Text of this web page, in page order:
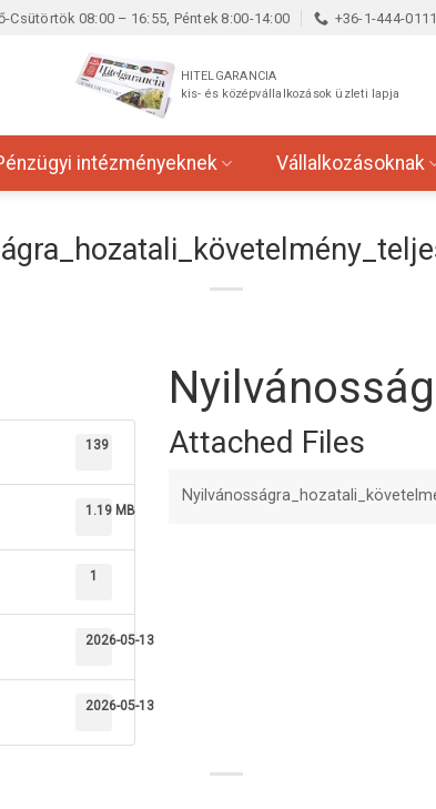
Csütörtök 08:00 – 16:55, Péntek 8:00-14:00 +36-1-444-0111
HITELGARANCIA
kis- és középvállalkozások üzleti lapja
intézményeknek Vállalkozásoknak
139
1.19 MB
1
2026-05-13
2026-05-13
Attached Files